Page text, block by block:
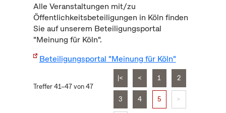
Alle Veranstaltungen mit/zu
Öffentlichkeitsbeteiligungen in Köln finden
Sie auf unserem Beteiligungsportal
"Meinung für Köln".
Beteiligungsportal "Meinung für Köln"
Treffer 41–47 von 47
|< < 1 2
3 4 5 >